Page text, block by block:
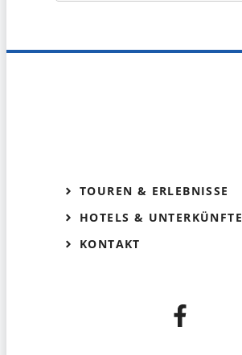
TOUREN & ERLEBNISSE
HOTELS & UNTERKÜNFTE
KONTAKT